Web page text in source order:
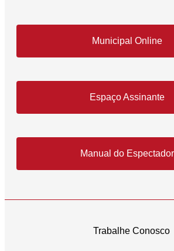
Municipal Online
Espaço Assinante
Manual do Espectador
Trabalhe Conosco